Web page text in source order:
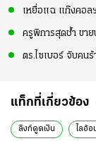
เหยื่อแฉ แก๊งคอล
ครูพิการสุดช้ำ ขา
ตร.ไซเบอร์ จับคน
แท็กที่เกี่ยวข้อง
ลิงก์ดูดเงิน ไลอ้อ